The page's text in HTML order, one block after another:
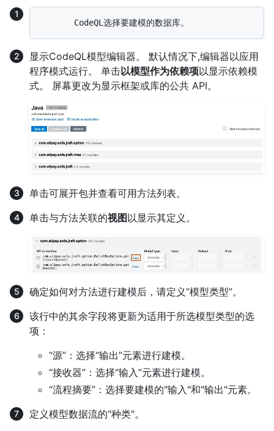
显示CodeQL模型编辑器。 默认情况下,编辑器以应用
程序模式运行。 单击以模型作为依赖项以显示依赖模
式。 屏幕更改为显示框架或库的公共 API。
单击可展开包并查看可用方法列表。
单击与方法关联的视图以显示其定义。
确定如何对方法进行建模后，请定义“模型类型”。
该行中的其余字段将更新为适用于所选模型类型的选
项：
“源”：选择“输出”元素进行建模。
“接收器”：选择“输入”元素进行建模。
“流程摘要”：选择要建模的"输入"和"输出"元素。
定义模型数据流的"种类"。